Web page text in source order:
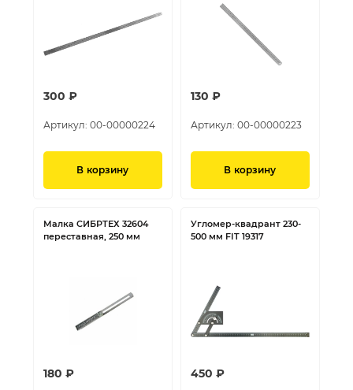
300 ₽
Артикул: 00-00000224
В корзину
130 ₽
Артикул: 00-00000223
В корзину
Малка СИБРТЕХ 32604
переставная, 250 мм
180 ₽
Угломер-квадрант 230-
500 мм FIT 19317
450 ₽